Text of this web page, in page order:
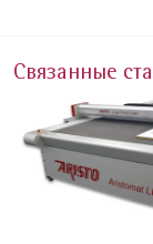
Связанные